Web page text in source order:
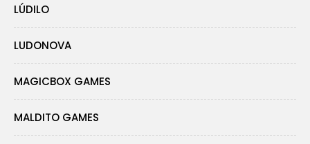
LÚDILO
LUDONOVA
MAGICBOX GAMES
MALDITO GAMES